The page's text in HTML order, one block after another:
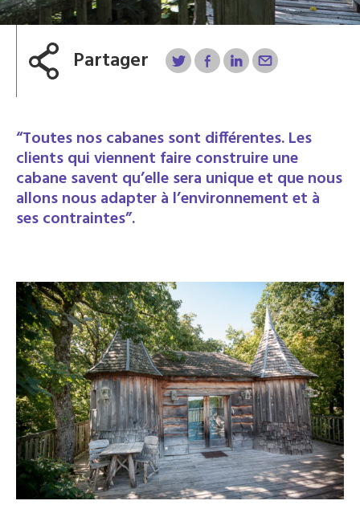
Partager
“Toutes nos cabanes sont différentes. Les
clients qui viennent faire construire une
cabane savent qu’elle sera unique et que nous
allons nous adapter à l’environnement et à
ses contraintes”.